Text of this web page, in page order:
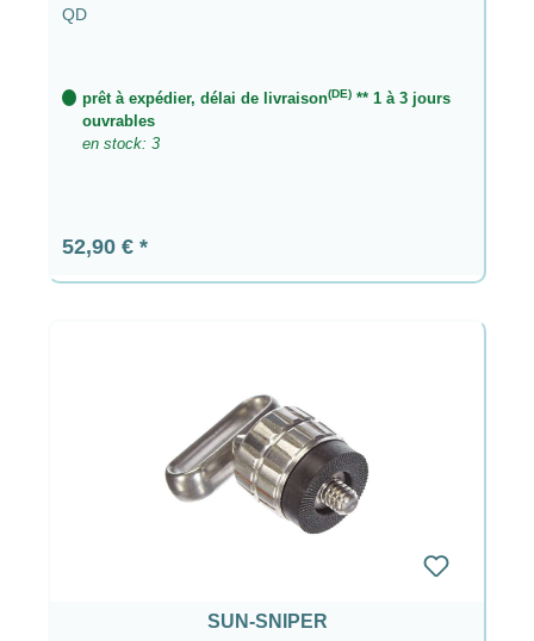
QD
prêt à expédier, délai de livraison(DE) ** 1 à 3 jours
ouvrables
en stock: 3
Prix régulier :
52,90 €
SUN-SNIPER